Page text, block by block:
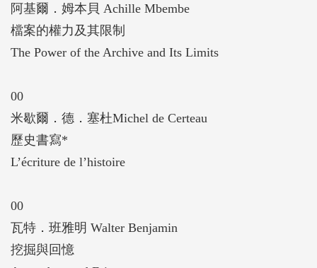
阿基爾．姆本貝 Achille Mbembe
檔案的權力及其限制
The Power of the Archive and Its Limits
00
米歇爾．德．塞杜Michel de Certeau
歷史書寫*
L’écriture de l’histoire
00
瓦特．班雅明 Walter Benjamin
挖掘與回憶